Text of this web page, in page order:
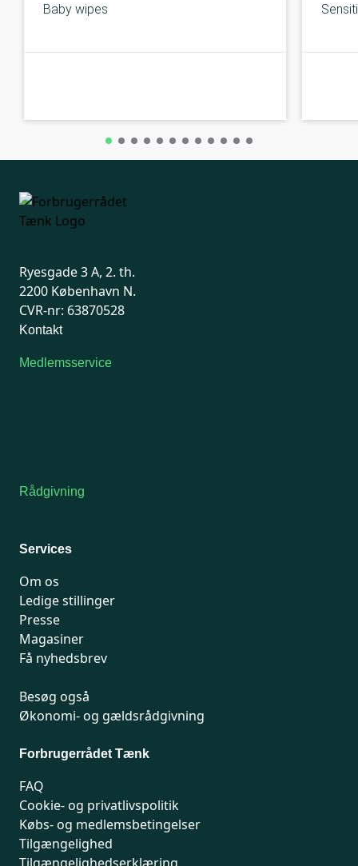
Baby wipes
Ryesgade 3 A, 2. th.
2200 København N.
CVR-nr: 63870528
Kontakt
Medlemsservice
Rådgivning
Services
Om os
Ledige stillinger
Presse
Magasiner
Få nyhedsbrev
Besøg også
Økonomi- og gældsrådgivning
Forbrugerrådet Tænk
FAQ
Cookie- og privatlivspolitik
Købs- og medlemsbetingelser
Tilgængelighed